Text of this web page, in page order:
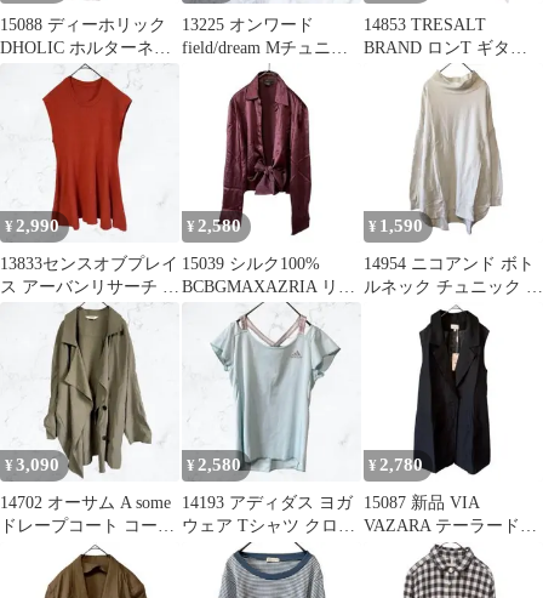
15088 ディーホリック
DHOLIC ホルターネッ
ク キャミワンピース 白
13225 オンワード
field/dream Mチュニッ
ク ブラウス 古着
14853 TRESALT
BRAND ロンT ギター
虹 リンガーTシャツ S
¥2,990
13833センスオブプレイ
ス アーバンリサーチ リ
ブニット チュニック オ
¥ 2,580
15039 シルク100%
BCBGMAXAZRIA リボ
ンブラウス シャツM
¥ 1,590
14954 ニコアンド ボト
ルネック チュニック L
白 オーバーサイズ 古着
¥3,090
14702 オーサム A some
ドレープコート コーデ
ィガン カーキ 韓国
¥2,580
14193 アディダス ヨガ
ウェア Tシャツ クロス
ストラップ L 水色スポ
¥ 2,780
15087 新品 VIA
VAZARA テーラードカ
ラー ロングジレ 黒Lベ